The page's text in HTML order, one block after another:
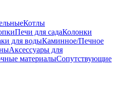
Котлы
Печи для садаКолонки
для водыКаминное/Печное
Аксессуары для
материалыСопутствующие